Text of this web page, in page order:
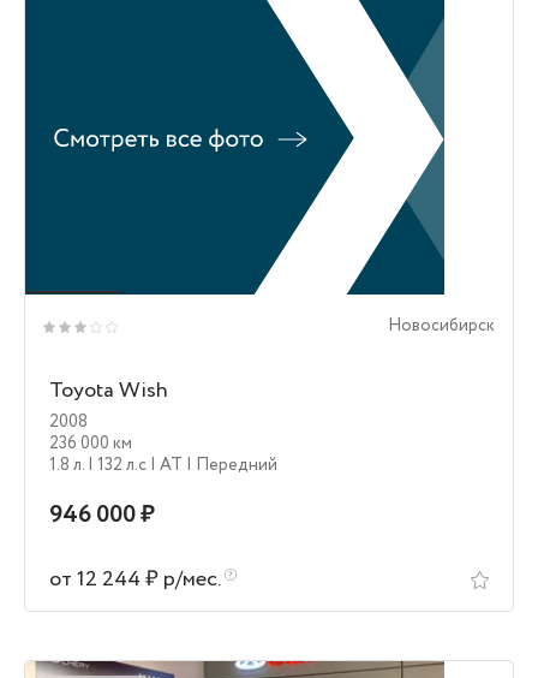
Новосибирск
Toyota Wish
2008
236 000 км
1.8 л. | 132 л.c | AT | Передний
946 000 ₽
от 12 244 ₽ р/мес.